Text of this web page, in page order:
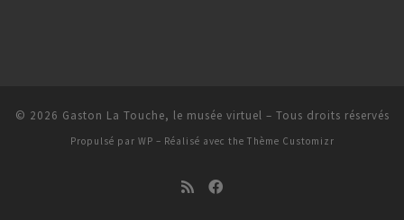
© 2026 Gaston La Touche, le musée virtuel – Tous droits réservés
Propulsé par WP – Réalisé avec the Thème Customizr